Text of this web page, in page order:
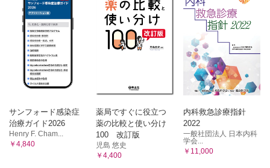
サンフォード感染症
治療ガイド2026
Henry F. Cham...
￥4,840
薬局ですぐに役立つ
薬の比較と使い分け
100 改訂版
児島 悠史
￥4,400
内科救急診療指針
2022
一般社団法人 日本内科
学会...
￥11,000